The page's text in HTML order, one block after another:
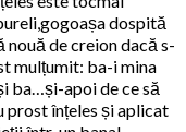
dospită
de creion dacă s-
mulțumit: ba-i mina
ba…și-apoi de ce să
prost înțeles și aplicat